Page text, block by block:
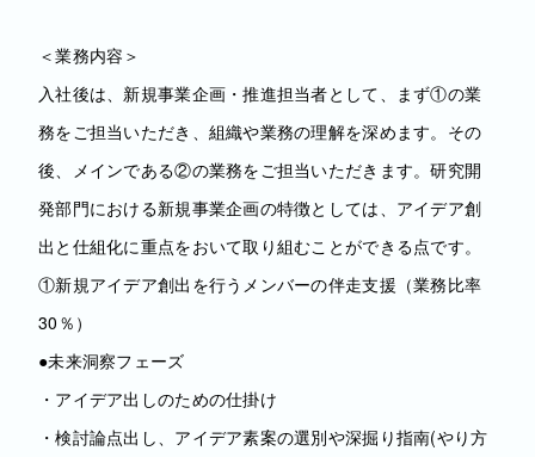
＜業務内容＞
入社後は、新規事業企画・推進担当者として、まず①の業
務をご担当いただき、組織や業務の理解を深めます。その
後、メインである②の業務をご担当いただきます。研究開
発部門における新規事業企画の特徴としては、アイデア創
出と仕組化に重点をおいて取り組むことができる点です。
①新規アイデア創出を行うメンバーの伴走支援（業務比率
30％）
●未来洞察フェーズ
・アイデア出しのための仕掛け
・検討論点出し、アイデア素案の選別や深掘り指南(やり方